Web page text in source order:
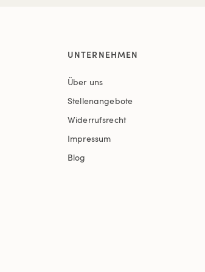
UNTERNEHMEN
Über uns
Stellenangebote
Widerrufsrecht
Impressum
Blog